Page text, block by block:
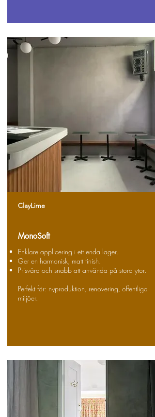
ClayLime
MonoSoft
Enklare applicering i ett enda lager.
Ger en harmonisk, matt finish.
Prisvärd och snabb att använda på stora ytor.
Perfekt för: nyproduktion, renovering, offentliga
miljöer.